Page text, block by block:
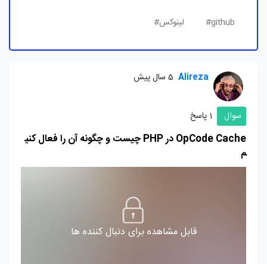
github# لینوکس#
Alireza 5 سال پیش
سوال 1 پاسخ
OpCode Cache در PHP چیست و چگونه آن را فعال کنی
م
قابل مشاهده برای دنبال کننده ها